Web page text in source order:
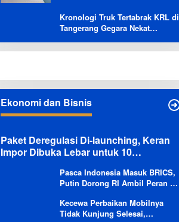
Kronologi Truk Tertabrak KRL di
Tangerang Gegara Nekat
Timpa 2 Motor
Ekonomi dan Bisnis
Paket Deregulasi Di-launching, Keran
Impor Dibuka Lebar untuk 10
Pasca Indonesia Masuk BRICS,
Putin Dorong RI Ambil Peran di
Kecewa Perbaikan Mobilnya
Tidak Kunjung Selesai,